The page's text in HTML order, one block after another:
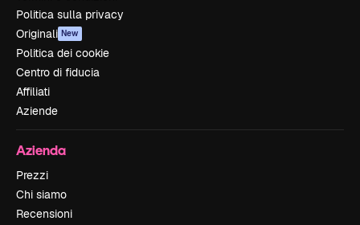
Politica sulla privacy
Originali New
Politica dei cookie
Centro di fiducia
Affiliati
Aziende
Azienda
Prezzi
Chi siamo
Recensioni